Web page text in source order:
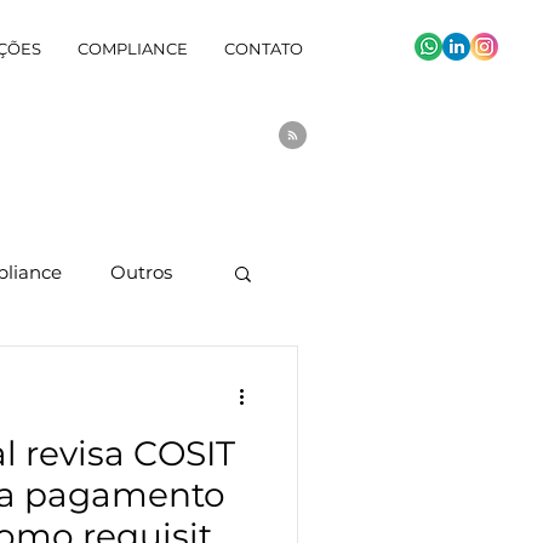
COMPLIANCE CONTATO
Outros
revisa COSIT
pagamento